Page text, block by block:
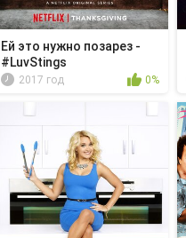
Ей это нужно позарез -
#LuvStings
2017 год 0%